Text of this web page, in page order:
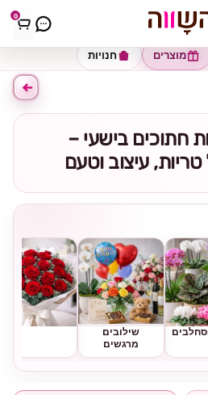
0
חנויות מוצרים
חתוכים בישעי –
עיצוב וטעם
שילובים
מרגשים